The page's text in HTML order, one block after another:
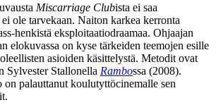
Miscarriage Clubista ei saa
ole tarvekaan. Naiton karkea kerronta
henkistä eksploitaatiodraamaa. Ohjaajan
elokuvassa on kyse tärkeiden teemojen esille
asioiden käsittelystä. Metodit ovat
Sylvester Stallonella Rambossa (2008).
on palauttanut koulutyttöcinemalle sen